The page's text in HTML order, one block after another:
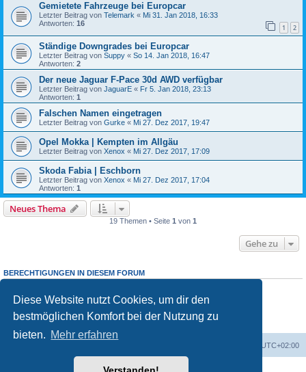
Diese Website nutzt Cookies, um dir den
bestmöglichen Komfort bei der Nutzung zu
bieten. Mehr erfahren
Gemietete Fahrzeuge bei Europcar
Letzter Beitrag von Telemark « Mi 31. Jan 2018, 16:33
Antworten: 16 1 2
Ständige Downgrades bei Europcar
Letzter Beitrag von Suppy « So 14. Jan 2018, 16:47
Antworten: 2
Der neue Jaguar F-Pace 30d AWD verfügbar
Letzter Beitrag von JaguarE « Fr 5. Jan 2018, 23:13
Antworten: 1
Falschen Namen eingetragen
Letzter Beitrag von Gurke « Mi 27. Dez 2017, 19:47
Opel Mokka | Kempten im Allgäu
Letzter Beitrag von Xenox « Mi 27. Dez 2017, 17:09
Skoda Fabia | Eschborn
Letzter Beitrag von Xenox « Mi 27. Dez 2017, 17:04
Antworten: 1
Neues Thema
19 Themen • Seite 1 von 1
Gehe zu
BERECHTIGUNGEN IN DIESEM FORUM
Du darfst
keine Antworten zu Themen in diesem Forum erstellen.
Du darfst deine Beiträge in diesem Forumnichtändern.
Du darfst deine Beiträge in diesem Forum nicht löschen.
keine
UTC+02:00
Powered byphpBB® Forum Software © phpBB Limited